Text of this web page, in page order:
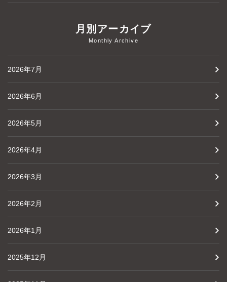
月別アーカイブ
Monthly Archive
2026年7月
2026年6月
2026年5月
2026年4月
2026年3月
2026年2月
2026年1月
2025年12月